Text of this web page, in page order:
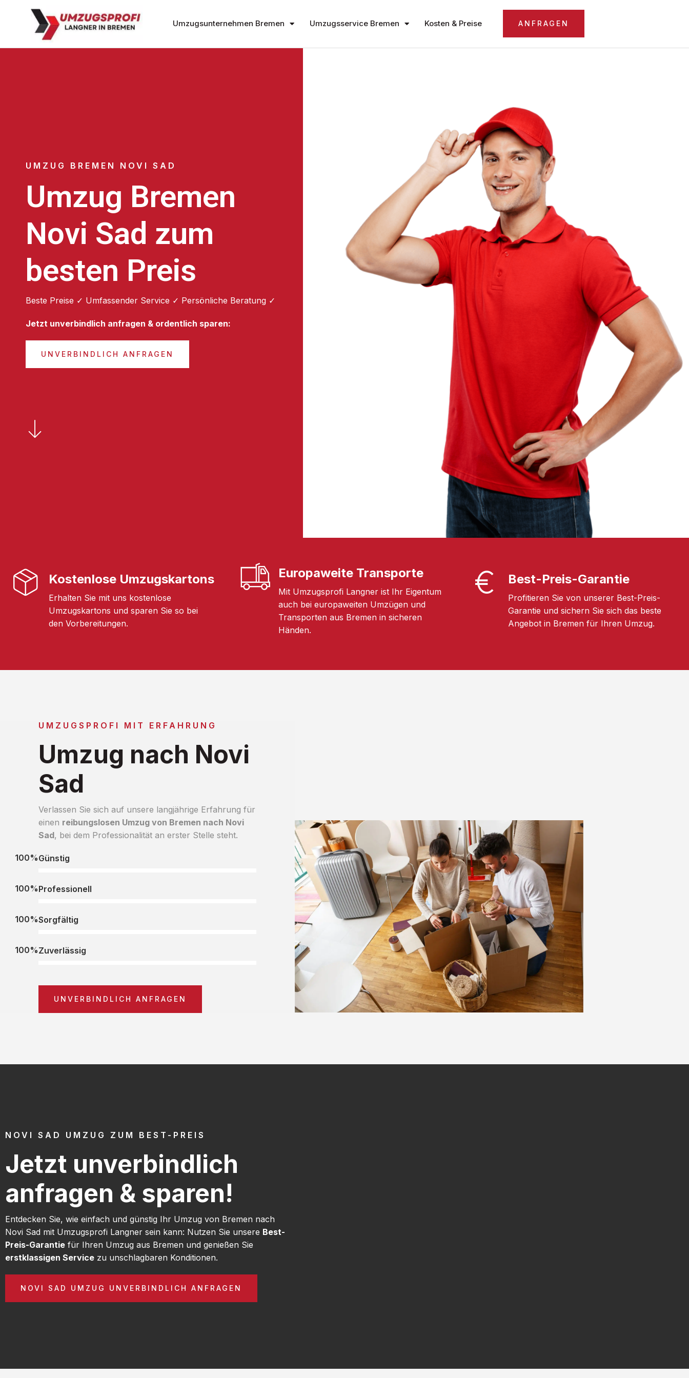
Umzugsunternehmen Bremen Umzugsservice Bremen Kosten & Preise ANFRAGEN
UMZUG BREMEN NOVI SAD
Umzug Bremen
Novi Sad zum
besten Preis
Beste Preise ✓ Umfassender Service ✓ Persönliche Beratung ✓
Jetzt unverbindlich anfragen & ordentlich sparen:
UNVERBINDLICH ANFRAGEN
Kostenlose Umzugskartons
Erhalten Sie mit uns kostenlose
Umzugskartons und sparen Sie so bei
den Vorbereitungen.
Europaweite Transporte
Mit Umzugsprofi Langner ist Ihr Eigentum
auch bei europaweiten Umzügen und
Transporten aus Bremen in sicheren
Händen.
Best-Preis-Garantie
Profitieren Sie von unserer Best-Preis-
Garantie und sichern Sie sich das beste
Angebot in Bremen für Ihren Umzug.
UMZUGSPROFI MIT ERFAHRUNG
Umzug nach Novi
Sad
Verlassen Sie sich auf unsere langjährige Erfahrung für
einen reibungslosen Umzug von Bremen nach Novi
Sad, bei dem Professionalität an erster Stelle steht.
Günstig
100%
Professionell
100%
Sorgfältig
100%
Zuverlässig
100%
UNVERBINDLICH ANFRAGEN
NOVI SAD UMZUG ZUM BEST-PREIS
Jetzt unverbindlich
anfragen & sparen!
Entdecken Sie, wie einfach und günstig Ihr Umzug von Bremen nach
Novi Sad mit Umzugsprofi Langner sein kann: Nutzen Sie unsere Best-
Preis-Garantie für Ihren Umzug aus Bremen und genießen Sie
erstklassigen Service zu unschlagbaren Konditionen.
NOVI SAD UMZUG UNVERBINDLICH ANFRAGEN